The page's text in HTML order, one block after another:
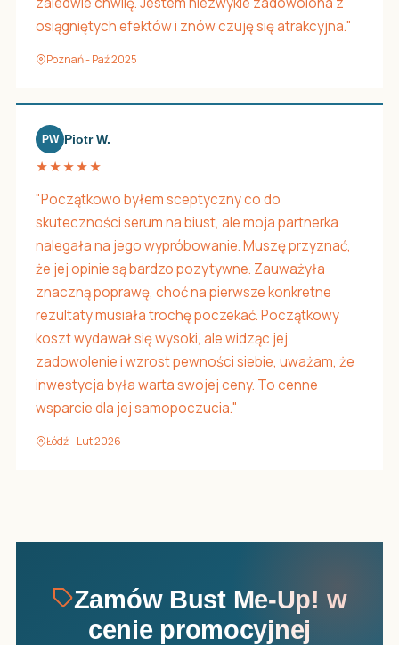
osiągniętych efektów i znów czuję się atrakcyjna."
Poznań - Paź 2025
PW Piotr W.
★★★★★
"Początkowo byłem sceptyczny co do
skuteczności serum na biust, ale moja partnerka
nalegała na jego wypróbowanie. Muszę przyznać,
że jej opinie są bardzo pozytywne. Zauważyła
znaczną poprawę, choć na pierwsze konkretne
rezultaty musiała trochę poczekać. Początkowy
koszt wydawał się wysoki, ale widząc jej
zadowolenie i wzrost pewności siebie, uważam, że
inwestycja była warta swojej ceny. To cenne
wsparcie dla jej samopoczucia."
Łódź - Lut 2026
Zamów Bust Me-Up! w
cenie promocyjnej